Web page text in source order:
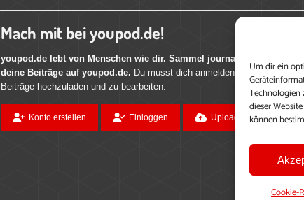
Um dir ein
Technologien
dieser
können
Cookie-
Mach mit bei youpod.de!
youpod.de lebt von Menschen wie dir. Sammel journalistische
deine Beiträge auf youpod.de. Du musst dich anmelden, um alle
Beiträge hochzuladen und zu bearbeiten.
Konto erstellen Einloggen Upload ohne Login